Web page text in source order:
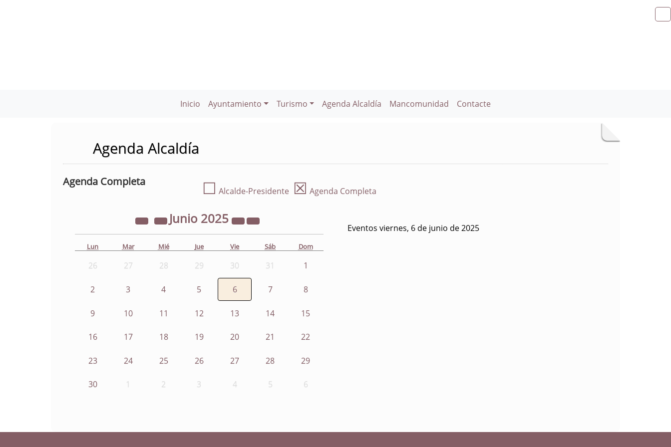
Inicio Ayuntamiento Turismo Agenda Alcaldía Mancomunidad Contacte
Agenda Alcaldía
Agenda Completa ☐ Alcalde-Presidente ☒ Agenda Completa
Junio 2025
Lun Mar Mié Jue Vie Sáb Dom
26 27 28 29 30 31 1
2 3 4 5 6 7 8
9 10 11 12 13 14 15
16 17 18 19 20 21 22
23 24 25 26 27 28 29
30 1 2 3 4 5 6
Eventos viernes, 6 de junio de 2025